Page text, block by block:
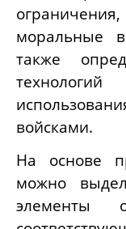
моральные
также
войсками.
На основе
можно
элементы